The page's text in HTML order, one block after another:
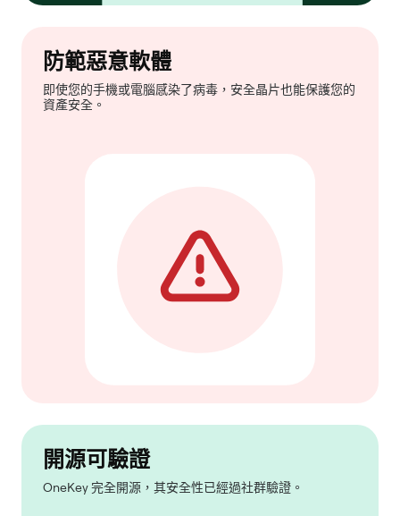
防範惡意軟體
即使您的手機或電腦感染了病毒，安全晶片也能保護您的
資產安全。
開源可驗證
OneKey 完全開源，其安全性已經過社群驗證。